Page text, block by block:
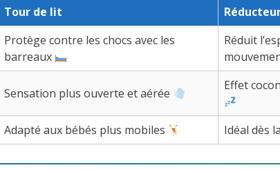
Tour de lit
Protège contre les chocs avec les
barreaux
Réduit
Sensation plus ouverte et aérée
Effet
Adapté aux bébés plus mobiles Idéal dès